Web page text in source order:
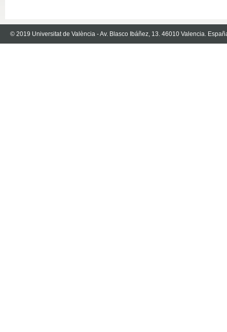
© 2019 Universitat de València - Av. Blasco Ibáñez, 13. 46010 Valencia.